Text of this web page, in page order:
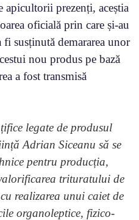
apicultorii prezenți, aceștia
oficială prin care și-au
susținută demararea unor
nou produs pe bază
a fost transmisă
legate de produsul
Adrian Siceanu să se
pentru producția,
trituratului de
realizarea unui caiet de
organoleptice, fizico-